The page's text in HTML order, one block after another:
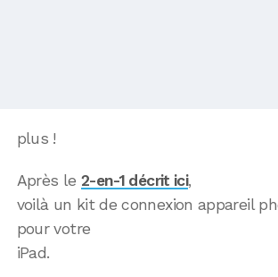
plus !
Après le 2-en-1 décrit ici,
voilà un kit de connexion appareil
pour votre
iPad.